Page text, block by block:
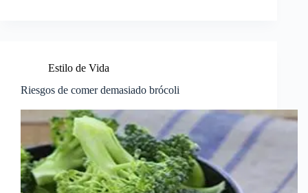
Estilo de Vida
Riesgos de comer demasiado brócoli